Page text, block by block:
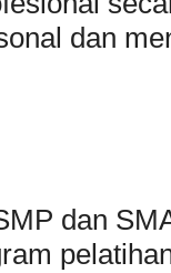
dan
dan